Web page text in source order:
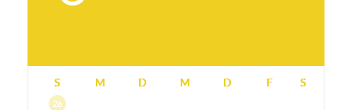
S M D M D F S
26